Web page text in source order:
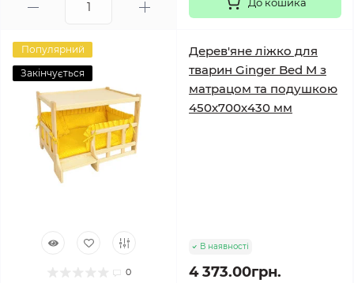
До кошика
Популярний
Закінчується
0
Дерев'яне ліжко для
тварин Ginger Bed M з
матрацом та подушкою
450х700х430 мм
В наявності
4 373.00грн.